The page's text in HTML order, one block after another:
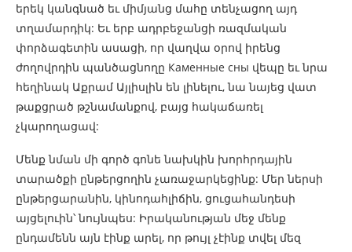
երեկ կանգնած եւ միմյանց մահը տենչացող այդ
տղամարդիկ: Եւ երբ ադրբեջանցի ռազմական
փորձագետին ասացի, որ վաղվա օրով իրենց
ժողովրդին պանծացնողը Каменные сны վեպը եւ նրա
հեղինակ Աքրամ Այլիսլին են լինելու, նա նայեց վատ
թաքցրած թշնամանքով, բայց հակաճառել
չկարողացավ:
Մենք նման մի գործ գոնե նախկին խորհրդային
տարածքի ընթերցողին չառաջարկեցինք: Մեր ներսի
ընթերցարանին, կինոդահլիճին, ցուցահանդեսի
այցելուին՝ նույնպես: Իրականության մեջ մենք
ընդամենն այն էինք արել, որ թույլ չէինք տվել մեզ